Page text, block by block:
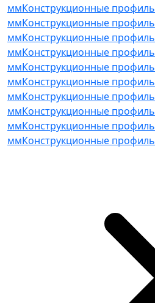
ммКонструкционные
ммКонструкционные
ммКонструкционные
ммКонструкционные
ммКонструкционные
ммКонструкционные
ммКонструкционные
ммКонструкционные
ммКонструкционные
ммКонструкционные